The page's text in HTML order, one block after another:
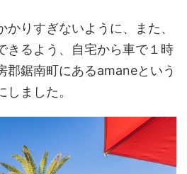
りすぎないように、また、
きるよう、自宅から車で１時
郡鋸南町にあるamaneという
ました。